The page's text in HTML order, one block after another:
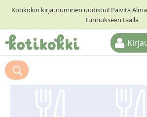
Kotikokin kirjautuminen uudistui! Päivitä
tunnukseen täällä
ETUSIVU
RESEPTIHAKU
Suosittelemme myös